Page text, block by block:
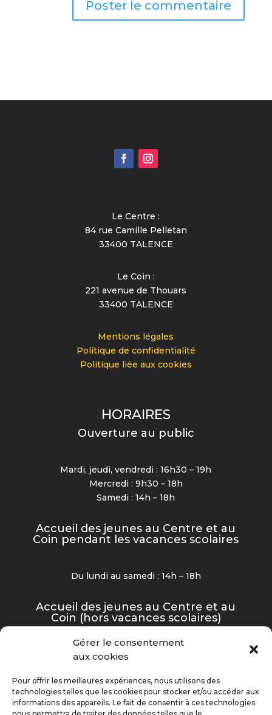
Gérer le consentement
aux cookies
Pour offrir les meilleures expériences, nous utilisons des
technologies telles que les cookies pour stocker et/ou accéder aux
informations des appareils. Le fait de consentir à ces technologies
Le Centre :
84 rue Camille Pelletan
33400 TALENCE
Le Coin :
221 avenue de Thouars
33400 TALENCE
Mentions légales
Politique de confidentialité
Politique liée aux cookies
HORAIRES
Ouverture au public
Mardi, jeudi, vendredi : 16h30 – 19h
Mercredi : 9h30 – 18h
Samedi : 14h – 18h
Accueil des jeunes au Centre et au
Coin pendant les vacances scolaires
Du lundi au samedi : 14h – 18h
Accueil des jeunes au Centre et au
Coin (hors vacances scolaires)
Mardi, jeudi et vendredi : 16h30 – 19h